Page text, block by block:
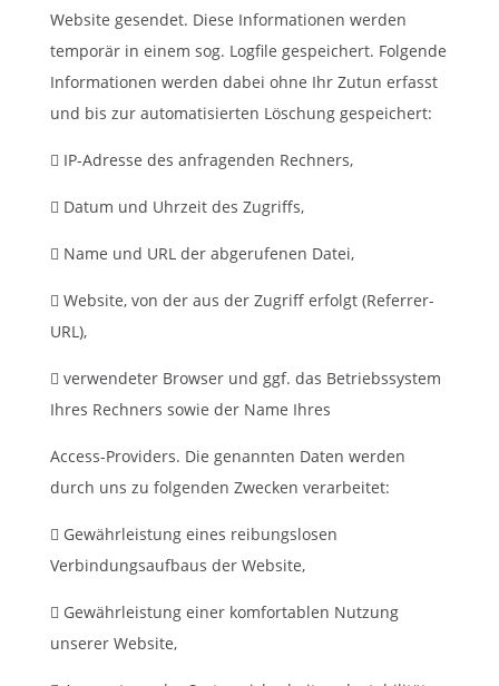
Website gesendet. Diese Informationen werden
temporär in einem sog. Logfile gespeichert. Folgende
Informationen werden dabei ohne Ihr Zutun erfasst
und bis zur automatisierten Löschung gespeichert:
 IP-Adresse des anfragenden Rechners,
 Datum und Uhrzeit des Zugriffs,
 Name und URL der abgerufenen Datei,
 Website, von der aus der Zugriff erfolgt (Referrer-
URL),
 verwendeter Browser und ggf. das Betriebssystem
Ihres Rechners sowie der Name Ihres
Access-Providers. Die genannten Daten werden
durch uns zu folgenden Zwecken verarbeitet:
 Gewährleistung eines reibungslosen
Verbindungsaufbaus der Website,
 Gewährleistung einer komfortablen Nutzung
unserer Website,